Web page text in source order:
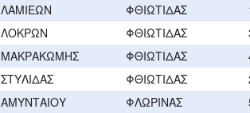
ΛΑΜΙΕΩΝ ΦΘΙΩΤΙΔΑΣ
ΛΟΚΡΩΝ ΦΘΙΩΤΙΔΑΣ
ΜΑΚΡΑΚΩΜΗΣ ΦΘΙΩΤΙΔΑΣ
ΣΤΥΛΙΔΑΣ ΦΘΙΩΤΙΔΑΣ
ΑΜΥΝΤΑΙΟΥ ΦΛΩΡΙΝΑΣ